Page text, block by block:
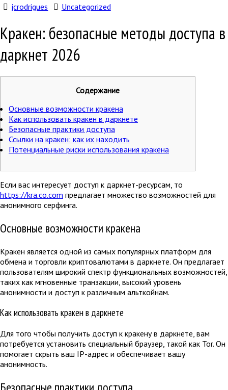
jcrodrigues Uncategorized
Кракен: безопасные методы доступа в
даркнет 2026
Содержание
Основные возможности кракена
Как использовать кракен в даркнете
Безопасные практики доступа
Ссылки на кракен: как их находить
Потенциальные риски использования кракена
Если вас интересует доступ к даркнет-ресурсам, то
https://kra.co.com предлагает множество возможностей для
анонимного серфинга.
Основные возможности кракена
Кракен является одной из самых популярных платформ для
обмена и торговли криптовалютами в даркнете. Он предлагает
пользователям широкий спектр функциональных возможностей,
таких как мгновенные транзакции, высокий уровень
анонимности и доступ к различным альткойнам.
Как использовать кракен в даркнете
Для того чтобы получить доступ к кракену в даркнете, вам
потребуется установить специальный браузер, такой как Tor. Он
помогает скрыть ваш IP-адрес и обеспечивает вашу
анонимность.